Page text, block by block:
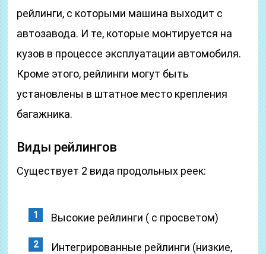
рейлинги, с которыми машина выходит с
автозавода. И те, которые монтируется на
кузов в процессе эксплуатации автомобиля.
Кроме этого, рейлинги могут быть
установлены в штатное место крепления
багажника.
Виды рейлингов
Существует 2 вида продольных реек:
Высокие рейлинги ( с просветом)
Интегрированные рейлинги (низкие,